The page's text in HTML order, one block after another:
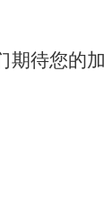
期待您的